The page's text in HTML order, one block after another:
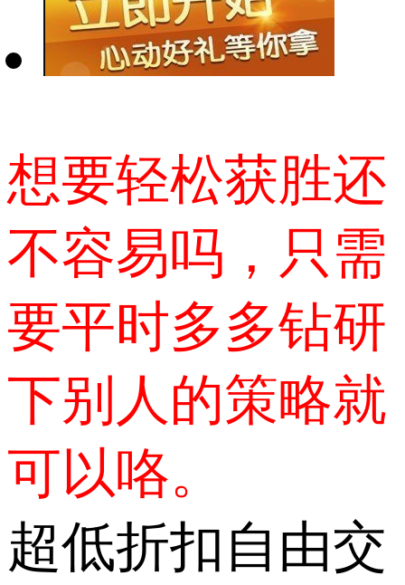
想要轻松获胜还
不容易吗，只需
要平时多多钻研
下别人的策略就
可以咯。
超低折扣自由交